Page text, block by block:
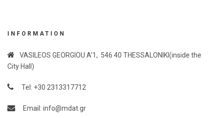
INFORMATION
VASILEOS GEORGIOU A’1, 546 40 THESSALONIKI(inside the
City Hall)
Tel: +30 2313317712
Email: info@mdat.gr